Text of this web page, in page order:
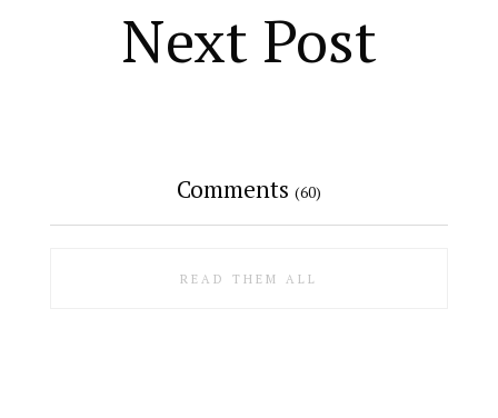
Next Post
Comments (60)
READ THEM ALL